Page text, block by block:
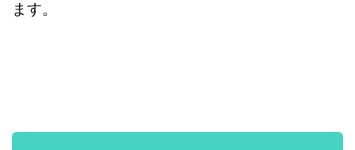
ます。